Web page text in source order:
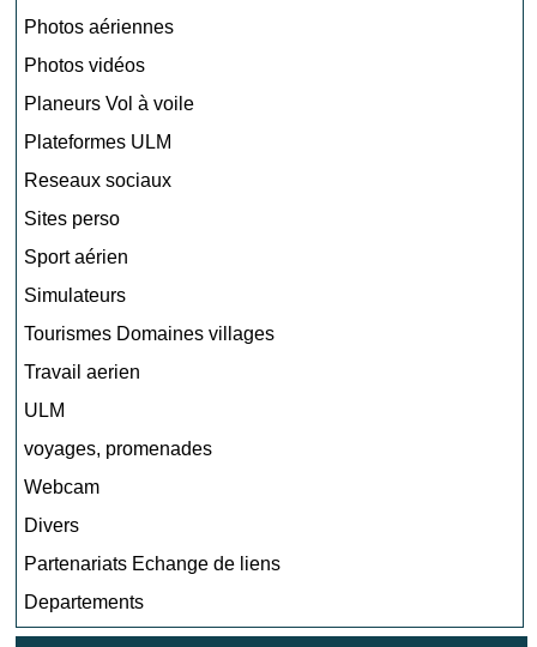
Photos aériennes
Photos vidéos
Planeurs Vol à voile
Plateformes ULM
Reseaux sociaux
Sites perso
Sport aérien
Simulateurs
Tourismes Domaines villages
Travail aerien
ULM
voyages, promenades
Webcam
Divers
Partenariats Echange de liens
Departements